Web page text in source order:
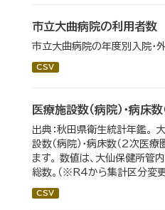
市立大曲病院の利用者数
市立大曲病院の年度別入院・外
CSV
医療施設数（病院）・病床数
出典：秋田県衛生統計年鑑。
設数（病院）・病床数（2次医
ます。 数値は、大仙保健所管内
総数。（※R4から集計区分変更
CSV